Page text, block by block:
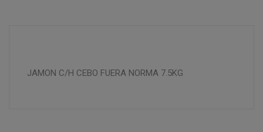
JAMON C/H CEBO FUERA NORMA 7.5KG